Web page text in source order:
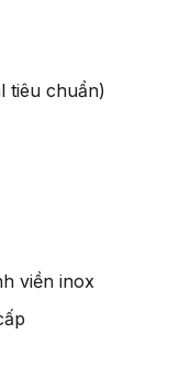
tiêu chuẩn)
viền inox